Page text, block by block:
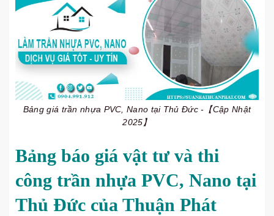
Bảng giá trần nhựa PVC, Nano tại Thủ Đức -【Cập Nhật
2025】
Bảng báo giá vật tư và thi
công trần nhựa PVC, Nano tại
Thủ Đức của Thuận Phát